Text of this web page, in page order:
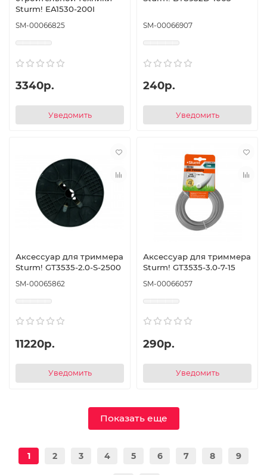
Sturm! EA1530-200I
SM-00066825
3340р.
Уведомить
SM-00066907
240р.
Уведомить
Аксессуар для триммера
Sturm! GT3535-2.0-S-2500
SM-00065862
11220р.
Уведомить
Аксессуар для триммера
Sturm! GT3535-3.0-7-15
SM-00066057
290р.
Уведомить
Показать еще
1 2 3 4 5 6 7 8 9